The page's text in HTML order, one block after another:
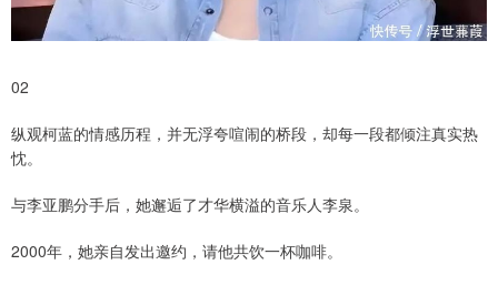
02
纵观柯蓝的情感历程，并无浮夸喧闹的桥段，却每一段都倾注真实热
忱。
与李亚鹏分手后，她邂逅了才华横溢的音乐人李泉。
2000年，她亲自发出邀约，请他共饮一杯咖啡。